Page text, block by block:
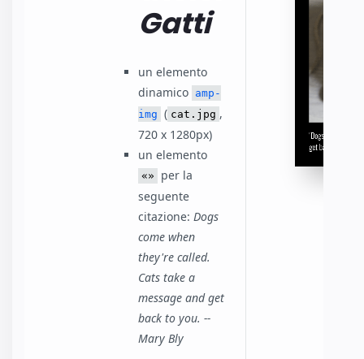
Gatti
un elemento
dinamico amp-
img ( cat.jpg ,
720 x 1280px)
un elemento
per la
seguente
citazione: Dogs
come when
they're called.
Cats take a
message and get
back to you. --
Mary Bly